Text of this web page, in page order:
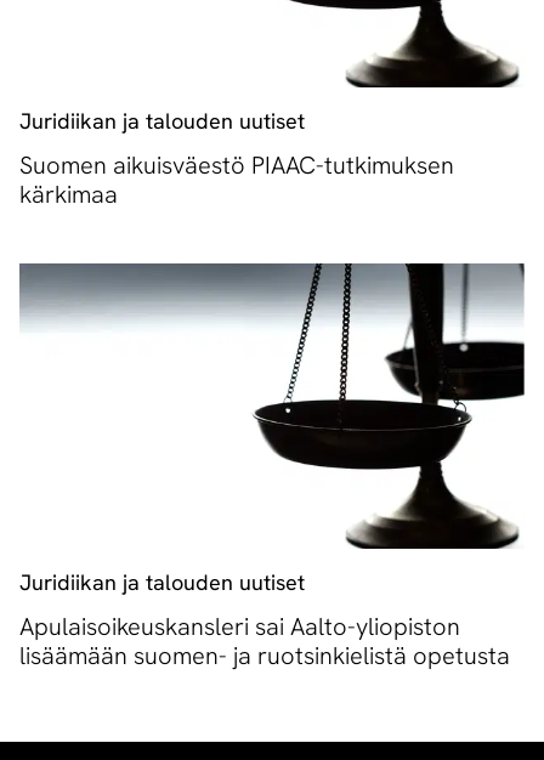
Juridiikan ja talouden uutiset
Suomen aikuisväestö PIAAC-tutkimuksen
kärkimaa
Juridiikan ja talouden uutiset
Apulaisoikeuskansleri sai Aalto-yliopiston
lisäämään suomen- ja ruotsinkielistä opetusta